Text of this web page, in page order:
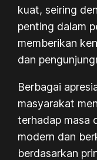
kuat, seiring
penting dalam
memberikan
dan
Berbagai
masyarakat
terhadap masa
modern dan
berdasarkan